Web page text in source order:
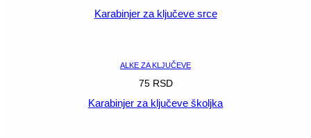
Karabinjer za ključeve srce
ALKE ZA KLJUČEVE
75 RSD
Karabinjer za ključeve školjka